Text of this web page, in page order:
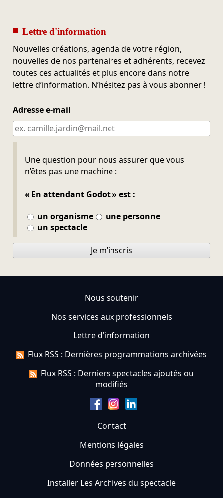
Lettre d'information
Nouvelles créations, agenda de votre région,
nouvelles de nos partenaires et adhérents, recevez
toutes ces actualités et plus encore dans notre
lettre d’information. N’hésitez pas à vous abonner !
Adresse e-mail
Une question pour nous assurer que vous
n’êtes pas une machine :
« En attendant Godot » est :
un organisme
une personne
un spectacle
Ne pas remplir
Je m’inscris
Nous soutenir
Nos services aux professionnels
Lettre d'information
Flux RSS : Dernières programmations archivées
Flux RSS : Derniers spectacles ajoutés ou
modifiés
Contact
Mentions légales
Données personnelles
Installer Les Archives du spectacle